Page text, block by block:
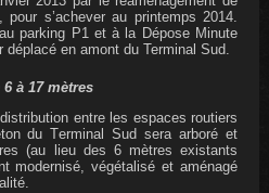
pour s’achever au printemps 2014.
parking P1 et à la Dépose Minute
déplacé enamont du Terminal Sud.
6 à17 mètres
entre les espaces routiers
duTerminal Sud sera arboré et
(au lieu des 6 mètres existants
modernisé, végétalisé et aménagé
.